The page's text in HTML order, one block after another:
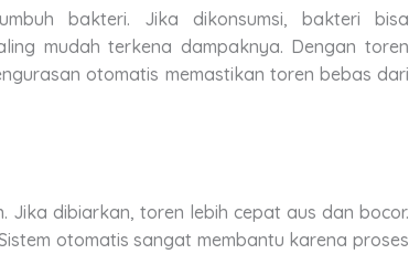
bakteri. Jika dikonsumsi, bakteri bisa
mudah terkena dampaknya. Dengan toren
otomatis memastikan toren bebas dari
dibiarkan, toren lebih cepat aus dan bocor.
otomatis sangat membantu karena proses